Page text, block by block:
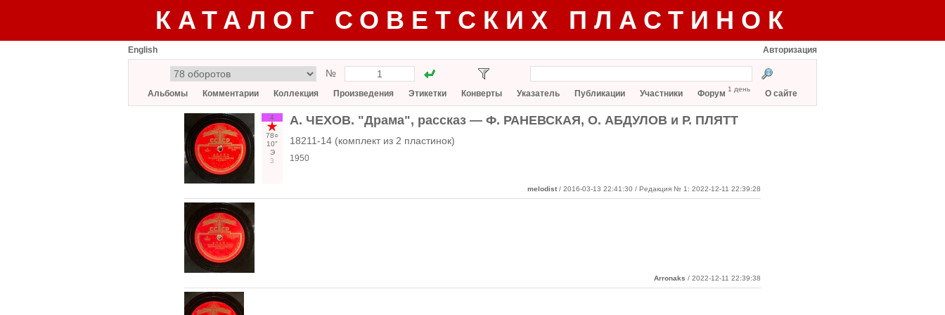
КАТАЛОГ СОВЕТСКИХ ПЛАСТИНОК
English Авторизация
№
Альбомы Комментарии Коллекция Произведения Этикетки Конверты Указатель Публикации Участники Форум 1 день О сайте
4
78○
10"
Э
3
А. ЧЕХОВ. "Драма", рассказ — Ф. РАНЕВСКАЯ, О. АБДУЛОВ и Р. ПЛЯТТ
18211-14 (комплект из 2 пластинок)
1950
melodist / 2016-03-13 22:41:30 / Редакция № 1: 2022-12-11 22:39:28
Arronaks / 2022-12-11 22:39:38